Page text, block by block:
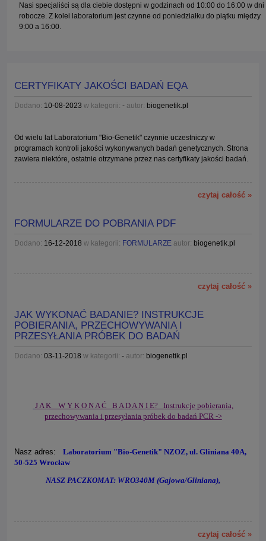
Nasi specjaliści są dla ciebie dostępni w godzinach od 10:00 do 16:00 w dni
robocze. Z kolei laboratorium jest czynne od poniedziałku do piątku między
9:00 a 16:00.
CERTYFIKATY JAKOŚCI BADAŃ EQA
Dodano: 10-08-2023 w kategorii: - autor: biogenetik.pl
Od wielu lat Laboratorium "Bio-Genetik" czynnie uczestniczy w
programach kontroli jakości wykonywanych badań genetycznych. Strona
zawiera niektóre, ostatnie otrzymane przez nas certyfikaty jakości badań.
czytaj całość »
FORMULARZE DO POBRANIA PDF
Dodano: 16-12-2018 w kategorii: FORMULARZE autor: biogenetik.pl
czytaj całość »
JAK WYKONAĆ BADANIE? INSTRUKCJE
POBIERANIA, PRZECHOWYWANIA I
PRZESYŁANIA PRÓBEK DO BADAŃ
Dodano: 03-11-2018 w kategorii: - autor: biogenetik.pl
J A K W Y K O N A Ć B A D A N I E? Instrukcje pobierania,
przechowywania i przesyłania próbek do badań PCR ->
Nasz adres:
Laboratorium "Bio-Genetik" NZOZ, ul. Gliniana 40A,
50-525 Wrocław
NASZ PACZKOMAT: WRO340M (Gajowa/Gliniana),
czytaj całość »